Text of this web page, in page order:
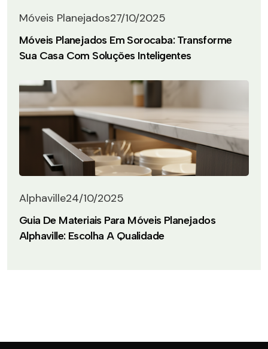
Móveis Planejados27/10/2025
Móveis Planejados Em Sorocaba: Transforme
Sua Casa Com Soluções Inteligentes
Alphaville24/10/2025
Guia De Materiais Para Móveis Planejados
Alphaville: Escolha A Qualidade